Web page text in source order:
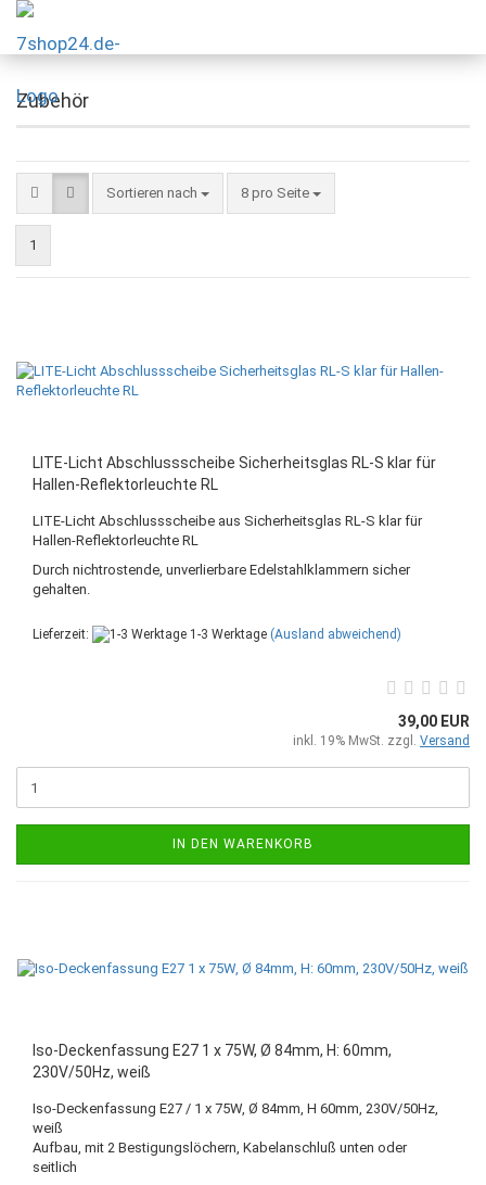
Zubehör
Sortieren nach 8 pro Seite
1
LITE-Licht Abschlussscheibe Sicherheitsglas RL-S klar für
Hallen-Reflektorleuchte RL
LITE-Licht Abschlussscheibe aus Sicherheitsglas RL-S klar für
Hallen-Reflektorleuchte RL
Durch nichtrostende, unverlierbare Edelstahlklammern sicher
gehalten.
Lieferzeit: 1-3 Werktage (Ausland abweichend)
39,00 EUR
inkl. 19% MwSt. zzgl. Versand
IN DEN WARENKORB
Iso-Deckenfassung E27 1 x 75W, Ø 84mm, H: 60mm,
230V/50Hz, weiß
Iso-Deckenfassung E27 / 1 x 75W, Ø 84mm, H 60mm, 230V/50Hz,
weiß
Aufbau, mit 2 Bestigungslöchern, Kabelanschluß unten oder
seitlich